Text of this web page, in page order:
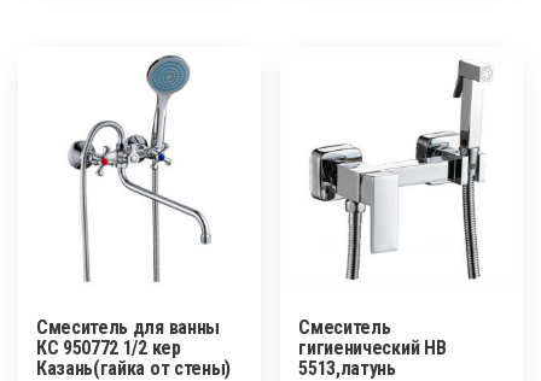
Смеситель для ванны
КС 950772 1/2 кер
Казань(гайка от стены)
Смеситель
гигиенический HB
5513,латунь